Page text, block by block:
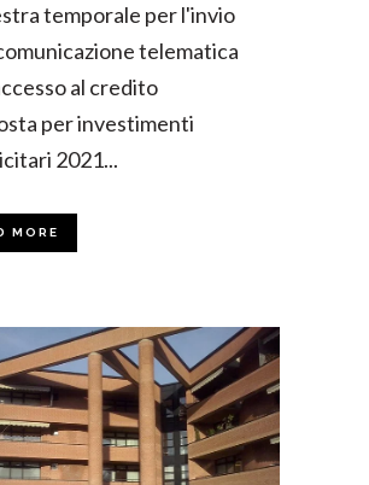
temporale per l'invio
telematica
al credito
per investimenti
2021...
MORE